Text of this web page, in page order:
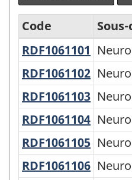
Classification
Canadienne
de
la
Recherche
et
Développement
Code
RDF1061101
RDF1061102
RDF1061103
RDF1061104
RDF1061105
RDF1061106